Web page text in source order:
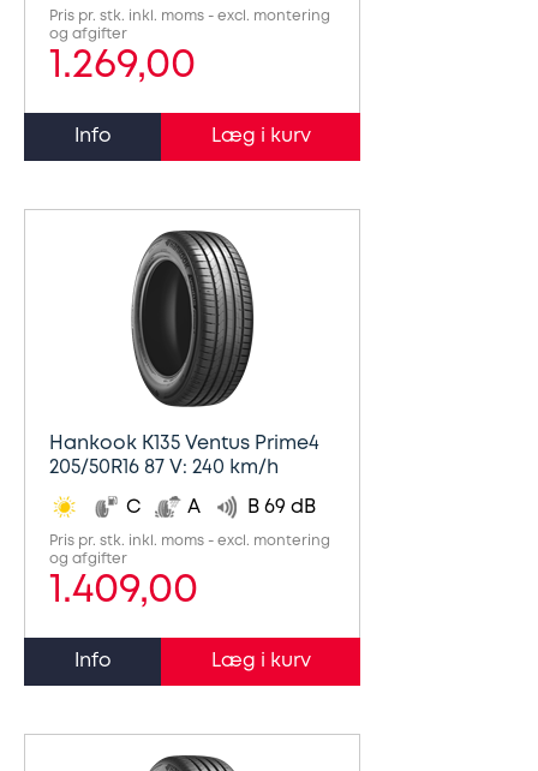
Pris pr. stk. inkl. moms - excl. montering
og afgifter
1.269,00
Info
Hankook K135 Ventus Prime4
205/50R16 87 V: 240 km/h
C A B 69 dB
Pris pr. stk. inkl. moms - excl. montering
og afgifter
1.409,00
Info